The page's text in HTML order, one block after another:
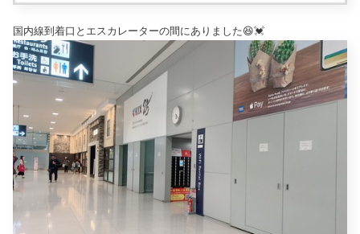
国内線到着口とエスカレーターの間にありました😆💓